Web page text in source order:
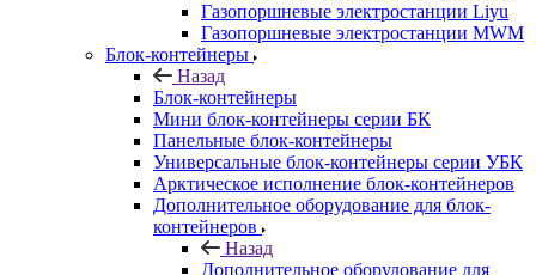
Газопоршневые электростанции Liyu
Газопоршневые электростанции MWM
Блок-контейнеры
Назад
Блок-контейнеры
Мини блок-контейнеры серии БК
Панельные блок-контейнеры
Универсальные блок-контейнеры серии УБК
Арктическое исполнение блок-контейнеров
Дополнительное оборудование для блок-
контейнеров
Назад
Дополнительное оборудование для